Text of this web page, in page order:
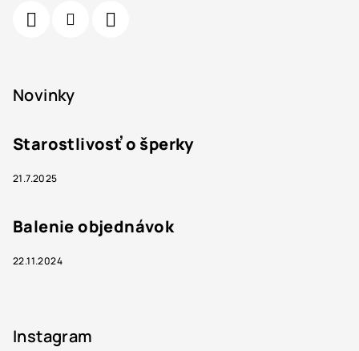
Novinky
Starostlivosť o šperky
21.7.2025
Balenie objednávok
22.11.2024
Instagram